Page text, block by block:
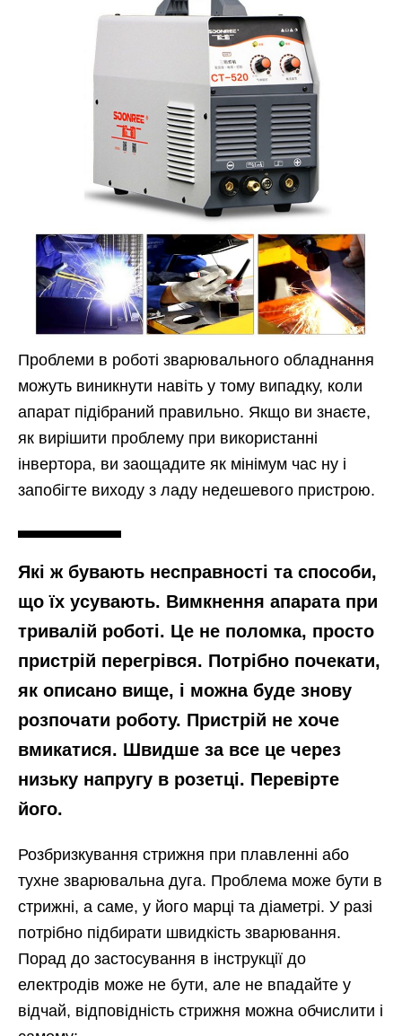
Проблеми в роботі зварювального обладнання
можуть виникнути навіть у тому випадку, коли
апарат підібраний правильно. Якщо ви знаєте,
як вирішити проблему при використанні
інвертора, ви заощадите як мінімум час ну і
запобігте виходу з ладу недешевого пристрою.
Які ж бувають несправності та способи,
що їх усувають. Вимкнення апарата при
тривалій роботі. Це не поломка, просто
пристрій перегрівся. Потрібно почекати,
як описано вище, і можна буде знову
розпочати роботу. Пристрій не хоче
вмикатися. Швидше за все це через
низьку напругу в розетці. Перевірте
його.
Розбризкування стрижня при плавленні або
тухне зварювальна дуга. Проблема може бути в
стрижні, а саме, у його марці та діаметрі. У разі
потрібно підбирати швидкість зварювання.
Порад до застосування в інструкції до
електродів може не бути, але не впадайте у
відчай, відповідність стрижня можна обчислити і